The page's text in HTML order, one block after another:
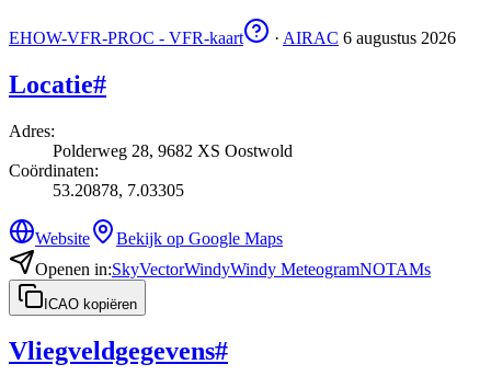
EHOW-VFR-PROC - VFR-kaart · AIRAC 6 augustus 2026
Locatie#
Adres:
Polderweg 28, 9682 XS Oostwold
Coördinaten:
53.20878, 7.03305
Website
Bekijk op Google Maps
Openen in:SkyVectorWindyWindy MeteogramNOTAMs
ICAO kopiëren
Vliegveldgegevens#